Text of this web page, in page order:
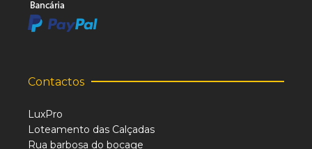
Contactos
LuxPro
Loteamento das Calçadas
Rua barbosa do bocage